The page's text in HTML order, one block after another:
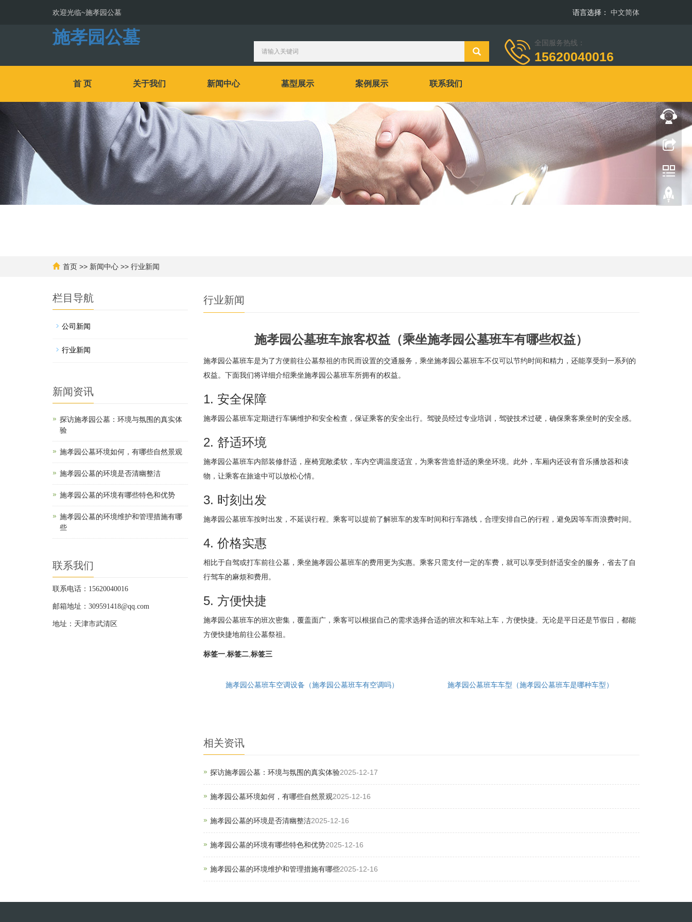
欢迎光临~施孝园公墓 语言选择： 中文简体
施孝园公墓 全国服务热线：
15620040016
首 页 关于我们 新闻中心 墓型展示 案例展示 联系我们
首页 >> 新闻中心 >> 行业新闻
行业新闻
施孝园公墓班车旅客权益（乘坐施孝园公墓班车有哪些权益）
施孝园公墓班车是为了方便前往公墓祭祖的市民而设置的交通服务，乘坐施孝园公墓班车不仅可以节约时间和精力，还能享受到一系列的
权益。下面我们将详细介绍乘坐施孝园公墓班车所拥有的权益。
1. 安全保障
施孝园公墓班车定期进行车辆维护和安全检查，保证乘客的安全出行。驾驶员经过专业培训，驾驶技术过硬，确保乘客乘坐时的安全感。
2. 舒适环境
施孝园公墓班车内部装修舒适，座椅宽敞柔软，车内空调温度适宜，为乘客营造舒适的乘坐环境。此外，车厢内还设有音乐播放器和读
物，让乘客在旅途中可以放松心情。
3. 时刻出发
施孝园公墓班车按时出发，不延误行程。乘客可以提前了解班车的发车时间和行车路线，合理安排自己的行程，避免因等车而浪费时间。
4. 价格实惠
相比于自驾或打车前往公墓，乘坐施孝园公墓班车的费用更为实惠。乘客只需支付一定的车费，就可以享受到舒适安全的服务，省去了自
行驾车的麻烦和费用。
5. 方便快捷
施孝园公墓班车的班次密集，覆盖面广，乘客可以根据自己的需求选择合适的班次和车站上车，方便快捷。无论是平日还是节假日，都能
方便快捷地前往公墓祭祖。
标签一, 标签二, 标签三
施孝园公墓班车空调设备（施孝园公墓班车有空调吗） 施孝园公墓班车车型（施孝园公墓班车是哪种车型）
相关资讯
探访施孝园公墓：环境与氛围的真实体验2025-12-17
施孝园公墓环境如何，有哪些自然景观2025-12-16
施孝园公墓的环境是否清幽整洁2025-12-16
施孝园公墓的环境有哪些特色和优势2025-12-16
施孝园公墓的环境维护和管理措施有哪些2025-12-16
栏目导航
公司新闻
行业新闻
新闻资讯
探访施孝园公墓：环境与氛围的真实体
验
施孝园公墓环境如何，有哪些自然景观
施孝园公墓的环境是否清幽整洁
施孝园公墓的环境有哪些特色和优势
施孝园公墓的环境维护和管理措施有哪
些
联系我们
联系电话：15620040016
邮箱地址：309591418@qq.com
地址：天津市武清区